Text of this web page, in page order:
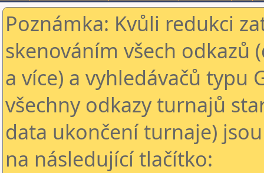
Poznámka: Kvůli redukci
skenováním všech odkazů
a více) a vyhledávačů typu
všechny odkazy turnajů
data ukončení turnaje)
na následující tlačítko: